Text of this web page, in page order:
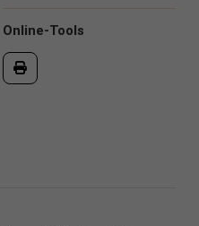
Online-Tools